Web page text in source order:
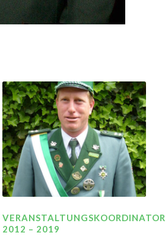
VERANSTALTUNGSKOORDINATOR
2012 – 2019